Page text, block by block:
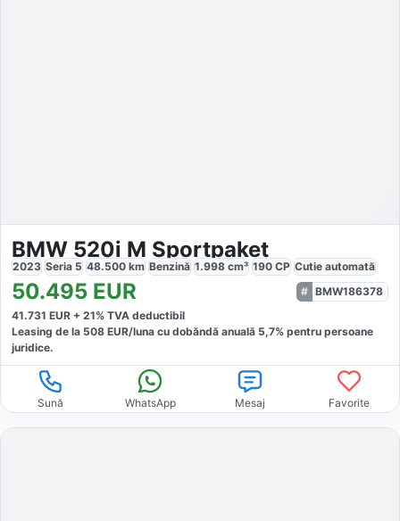
BMW 520i M Sportpaket
2023 Seria 5 48.500 km Benzină 1.998 cm³ 190 CP Cutie automată
50.495 EUR
BMW186378
41.731 EUR + 21% TVA deductibil
Leasing de la 508 EUR/luna cu dobăndă anuală 5,7% pentru persoane
juridice.
Sună WhatsApp Mesaj Favorite